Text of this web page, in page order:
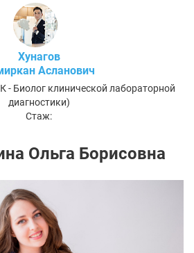
Хунагов
Асланович
- Биолог клинической лабораторной
диагностики)
Стаж:
Ольга Борисовна